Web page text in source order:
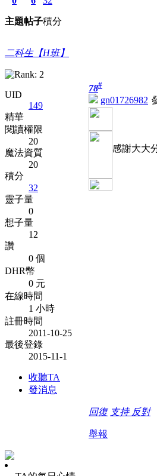
主題帖子積分
二科生【H班】
UID
149
精華
閱讀權限
20
魔法資質
20
積分
32
靈子量
0
想子量
12
讚
0 個
DHR幣
0 元
在線時間
1 小時
註冊時間
2011-10-25
最後登錄
2015-11-1
收聽TA
發消息
78#
gn01726982
感謝大大
回復 支持 反對
舉報